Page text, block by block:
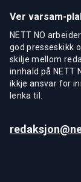
Ver varsam-
NETT NO
god presseskikk
skilje mellom
innhald på NETT
ikkje ansvar for
lenka til.